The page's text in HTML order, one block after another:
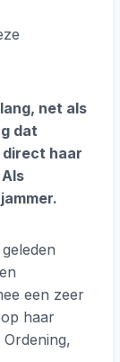
net als
dat
haar
een zeer
haar